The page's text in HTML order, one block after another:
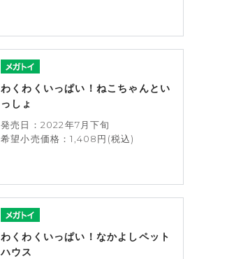
わくわくいっぱい！ねこちゃんとい
っしょ
発売日：2022年7月下旬
希望小売価格：1,408円(税込)
わくわくいっぱい！なかよしペット
ハウス